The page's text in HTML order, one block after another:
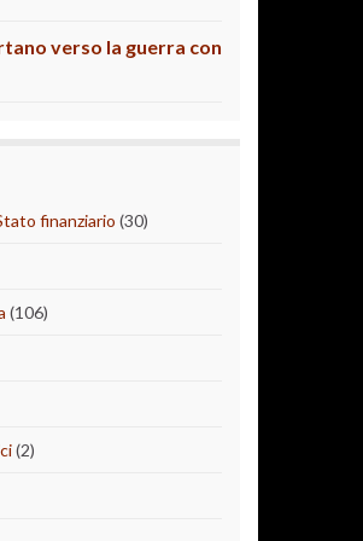
verso la guerra con
finanziario (30)
(106)
(2)